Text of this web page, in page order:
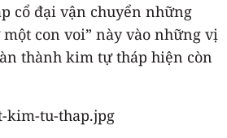
cổ đại vận chuyển những
con voi” này vào những vị
thành kim tự tháp hiện còn